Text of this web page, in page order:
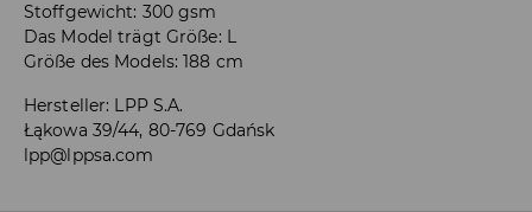
Stoffgewicht: 300 gsm
Das Model trägt Größe: L
Größe des Models: 188 cm
Hersteller: LPP S.A.
Łąkowa 39/44, 80-769 Gdańsk
lpp@lppsa.com